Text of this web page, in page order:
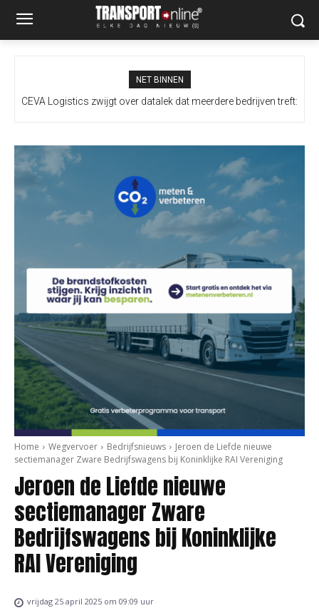
NET BINNEN
CEVA Logistics zwijgt over datalek dat meerdere bedrijven treft:
Home Wegvervoer Bedrijfsnieuws
Jeroen de Liefde nieuwe
sectiemanager Zware Bedrijfswagens bij Koninklijke RAI Vereniging
Jeroen de Liefde nieuwe
sectiemanager Zware
Bedrijfswagens bij Koninklijke
RAI Vereniging
vrijdag 25 april 2025 om 09:09 uur